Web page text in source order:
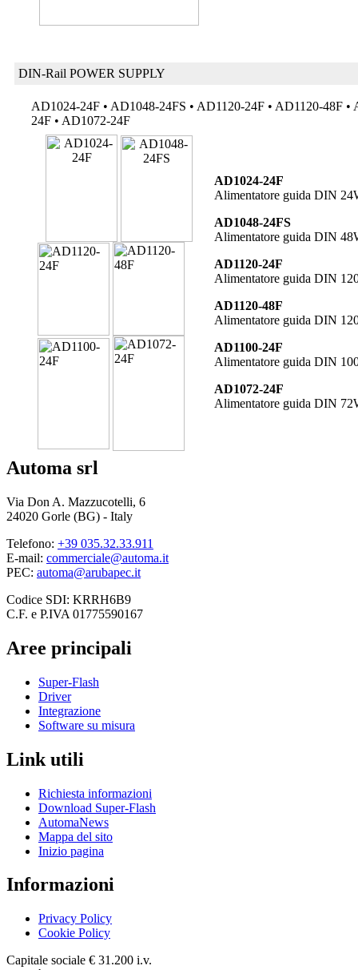
DIN-Rail POWER SUPPLY
AD1024-24F • AD1048-24FS • AD1120-24F • AD1120-48F •
24F • AD1072-24F
AD1024-24F
Alimentatore guida DIN
AD1048-24FS
Alimentatore guida DIN
AD1120-24F
Alimentatore guida DIN
AD1120-48F
Alimentatore guida DIN
AD1100-24F
Alimentatore guida DIN
AD1072-24F
Alimentatore guida DIN
Automa srl
Via Don A. Mazzucotelli, 6
24020 Gorle (BG) - Italy
Telefono: +39 035.32.33.911
E-mail: commerciale@automa.it
PEC: automa@arubapec.it
Codice SDI: KRRH6B9
C.F. e P.IVA 01775590167
Aree principali
Super-Flash
Driver
Integrazione
Software su misura
Link utili
Richiesta informazioni
Download Super-Flash
AutomaNews
Mappa del sito
Inizio pagina
Informazioni
Privacy Policy
Cookie Policy
Capitale sociale € 31.200 i.v.